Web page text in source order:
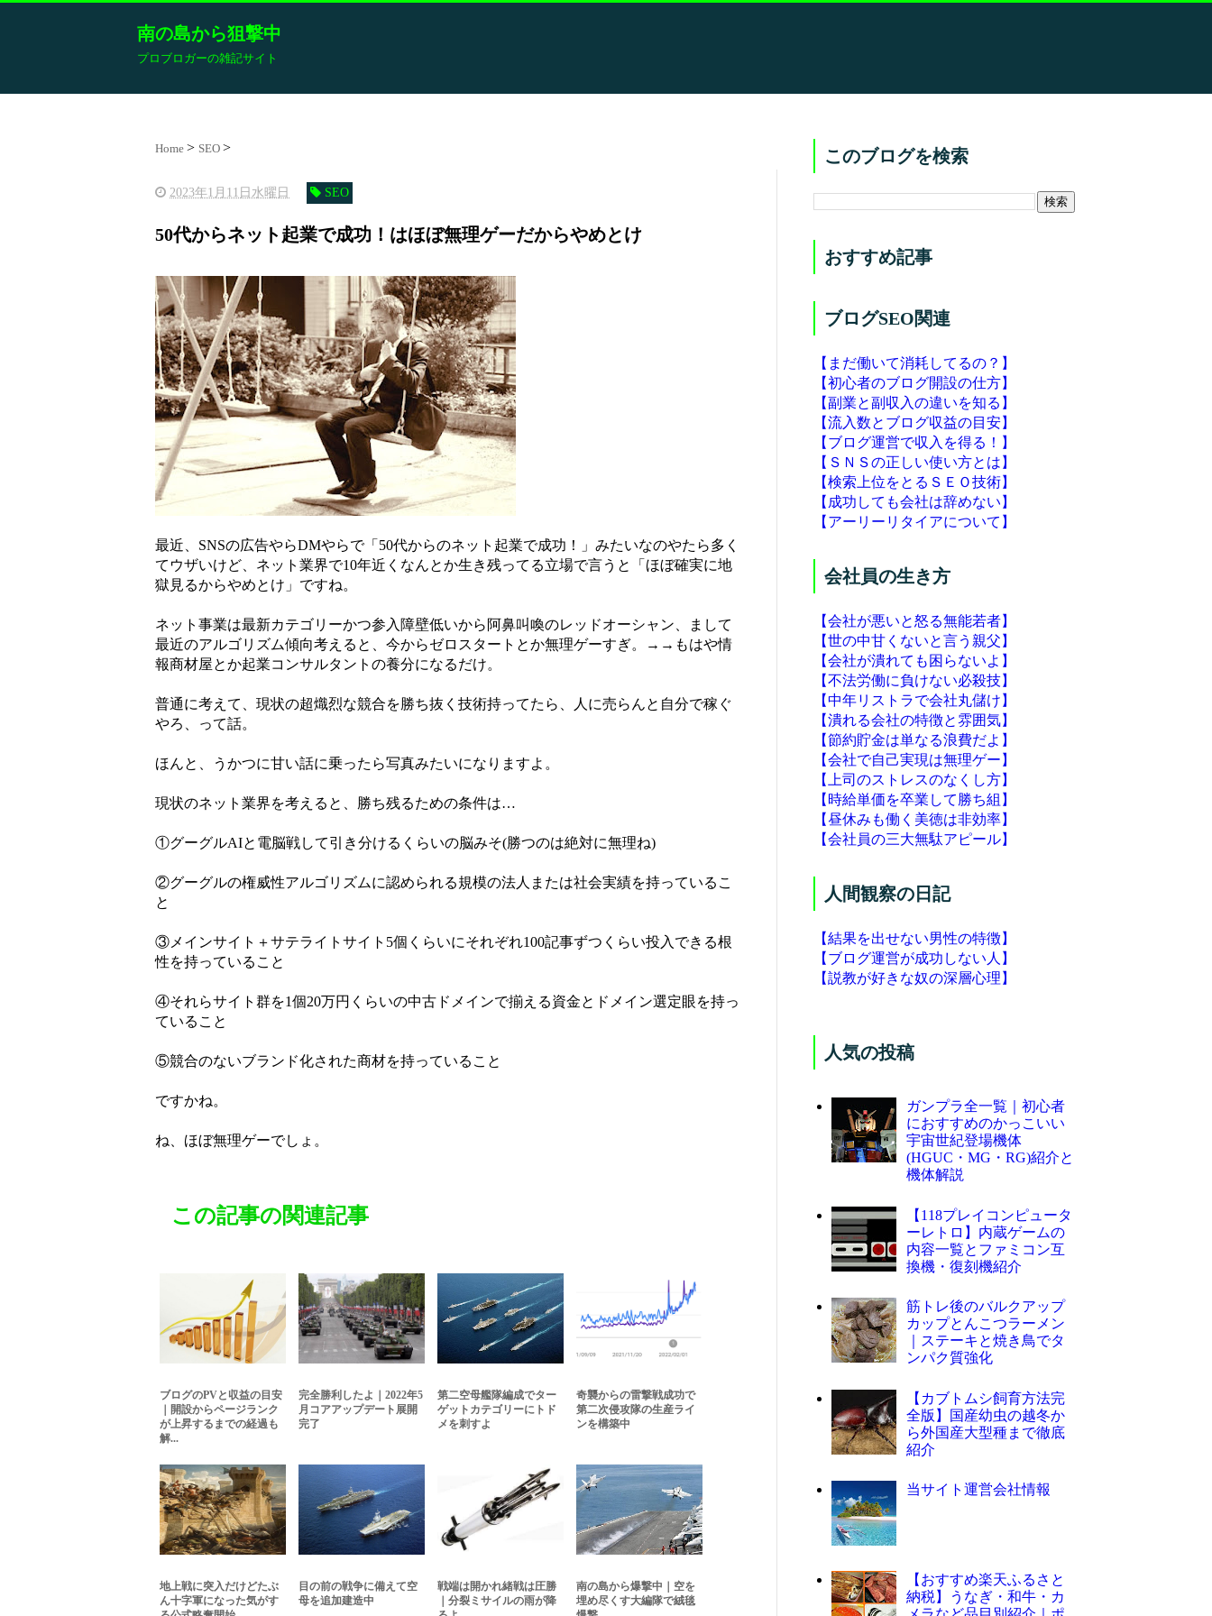
南の島から狙撃中
プロブロガーの雑記サイト
Home SEO
2023年1月11日水曜日 SEO
50代からネット起業で成功！はほぼ無理ゲーだからやめとけ
最近、SNSの広告やらDMやらで「50代からのネット起業で成功！」みたいなのやたら多く
てウザいけど、ネット業界で10年近くなんとか生き残ってる立場で言うと「ほぼ確実に地
獄見るからやめとけ」ですね。
ネット事業は最新カテゴリーかつ参入障壁低いから阿鼻叫喚のレッドオーシャン、まして
最近のアルゴリズム傾向考えると、今からゼロスタートとか無理ゲーすぎ。→→もはや情
報商材屋とか起業コンサルタントの養分になるだけ。
普通に考えて、現状の超熾烈な競合を勝ち抜く技術持ってたら、人に売らんと自分で稼ぐ
やろ、って話。
ほんと、うかつに甘い話に乗ったら写真みたいになりますよ。
現状のネット業界を考えると、勝ち残るための条件は…
①グーグルAIと電脳戦して引き分けるくらいの脳みそ(勝つのは絶対に無理ね)
②グーグルの権威性アルゴリズムに認められる規模の法人または社会実績を持っているこ
と
③メインサイト＋サテライトサイト5個くらいにそれぞれ100記事ずつくらい投入できる根
性を持っていること
④それらサイト群を1個20万円くらいの中古ドメインで揃える資金とドメイン選定眼を持っ
ていること
⑤競合のないブランド化された商材を持っていること
ですかね。
ね、ほぼ無理ゲーでしょ。
この記事の関連記事
ブログのPVと収益の目安
｜開設からページランク
が上昇するまでの経過も
解...
完全勝利したよ｜2022年5
月コアアップデート展開
完了
第二空母艦隊編成でター
ゲットカテゴリーにトド
メを刺すよ
奇襲からの雷撃戦成功で
第二次侵攻隊の生産ライ
ンを構築中
地上戦に突入だけどたぶ
ん十字軍になった気がす
目の前の戦争に備えて空
母を追加建造中
戦端は開かれ緒戦は圧勝
｜分裂ミサイルの雨が降
南の島から爆撃中｜空を
埋め尽くす大編隊で絨毯
このブログを検索
おすすめ記事
ブログSEO関連
【まだ働いて消耗してるの？】
【初心者のブログ開設の仕方】
【副業と副収入の違いを知る】
【流入数とブログ収益の目安】
【ブログ運営で収入を得る！】
【ＳＮＳの正しい使い方とは】
【検索上位をとるＳＥＯ技術】
【成功しても会社は辞めない】
【アーリーリタイアについて】
会社員の生き方
【会社が悪いと怒る無能若者】
【世の中甘くないと言う親父】
【会社が潰れても困らないよ】
【不法労働に負けない必殺技】
【中年リストラで会社丸儲け】
【潰れる会社の特徴と雰囲気】
【節約貯金は単なる浪費だよ】
【会社で自己実現は無理ゲー】
【上司のストレスのなくし方】
【時給単価を卒業して勝ち組】
【昼休みも働く美徳は非効率】
【会社員の三大無駄アピール】
人間観察の日記
【結果を出せない男性の特徴】
【ブログ運営が成功しない人】
【説教が好きな奴の深層心理】
人気の投稿
ガンプラ全一覧｜初心者
におすすめのかっこいい
宇宙世紀登場機体
(HGUC・MG・RG)紹介と
機体解説
【118プレイコンピュータ
ーレトロ】内蔵ゲームの
内容一覧とファミコン互
換機・復刻機紹介
筋トレ後のバルクアップ
カップとんこつラーメン
｜ステーキと焼き鳥でタ
ンパク質強化
【カブトムシ飼育方法完
全版】国産幼虫の越冬か
ら外国産大型種まで徹底
紹介
当サイト運営会社情報
【おすすめ楽天ふるさと
納税】うなぎ・和牛・カ